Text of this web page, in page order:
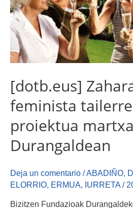
[dotb.eus]
feminista
proiektua
Durangaldean
Deja un comentario /ABADIÑO,
ELORRIO, ERMUA, IURRETA /
Bizitzen Fundazioak